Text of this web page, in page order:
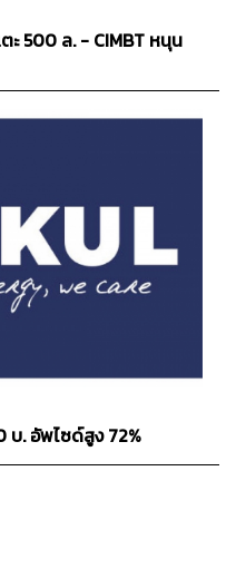
ตะ 500 ล. - CIMBT หนุน
บ. อัพไซด์สูง 72%